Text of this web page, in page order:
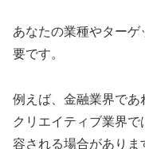
あなたの業種やター
要です。
例えば、金融業界であ
クリエイティブ業界
容される場合がありま